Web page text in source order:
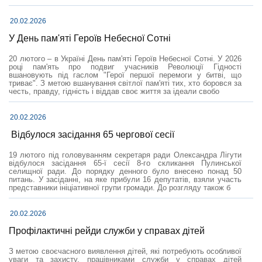
20.02.2026
У День пам'яті Героїв Небесної Сотні
20 лютого – в Україні День пам'яті Героїв Небесної Сотні. У 2026
році пам'ять про подвиг учасників Революції Гідності
вшановують під гаслом "Герої першої перемоги у битві, що
триває". З метою вшанування світлої пам'яті тих, хто боровся за
честь, правду, гідність і віддав своє життя за ідеали свобо
20.02.2026
Відбулося засідання 65 чергової сесії
19 лютого під головуванням секретаря ради Олександра Лігути
відбулося засідання 65-ї сесії 8-го скликання Пулинської
селищної ради. До порядку денного було внесено понад 50
питань. У засіданні, на яке прибули 16 депутатів, взяли участь
представники ініціативної групи громади. До розгляду також б
20.02.2026
Профілактичні рейди служби у справах дітей
З метою своєчасного виявлення дітей, які потребують особливої
уваги та захисту, працівниками служби у справах дітей